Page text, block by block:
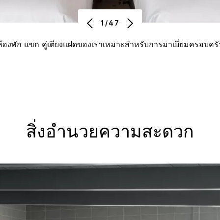
องพัก แขก คู่เตียงแฝดของเราเหมาะสำหรับการมาเยี่ยมครอบครั
1/47
สิ่งอำนวยความสะดวก